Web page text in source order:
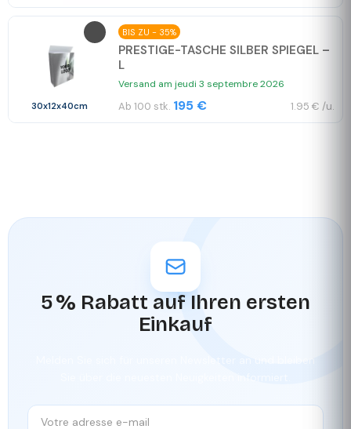
30x12x40cm
BIS ZU - 35%
PRESTIGE-TASCHE SILBER SPIEGEL –
L
Versand am jeudi 3 septembre 2026
Ab 100 stk. 195 € 1.95 € /u.
5 % Rabatt auf Ihren ersten
Einkauf